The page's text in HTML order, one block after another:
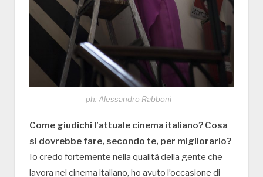
ph: Alessandro Rabboni
Come giudichi l’attuale cinema italiano? Cosa
si dovrebbe fare, secondo te, per migliorarlo?
Io credo fortemente nella qualità della gente che
lavora nel cinema italiano, ho avuto l’occasione di